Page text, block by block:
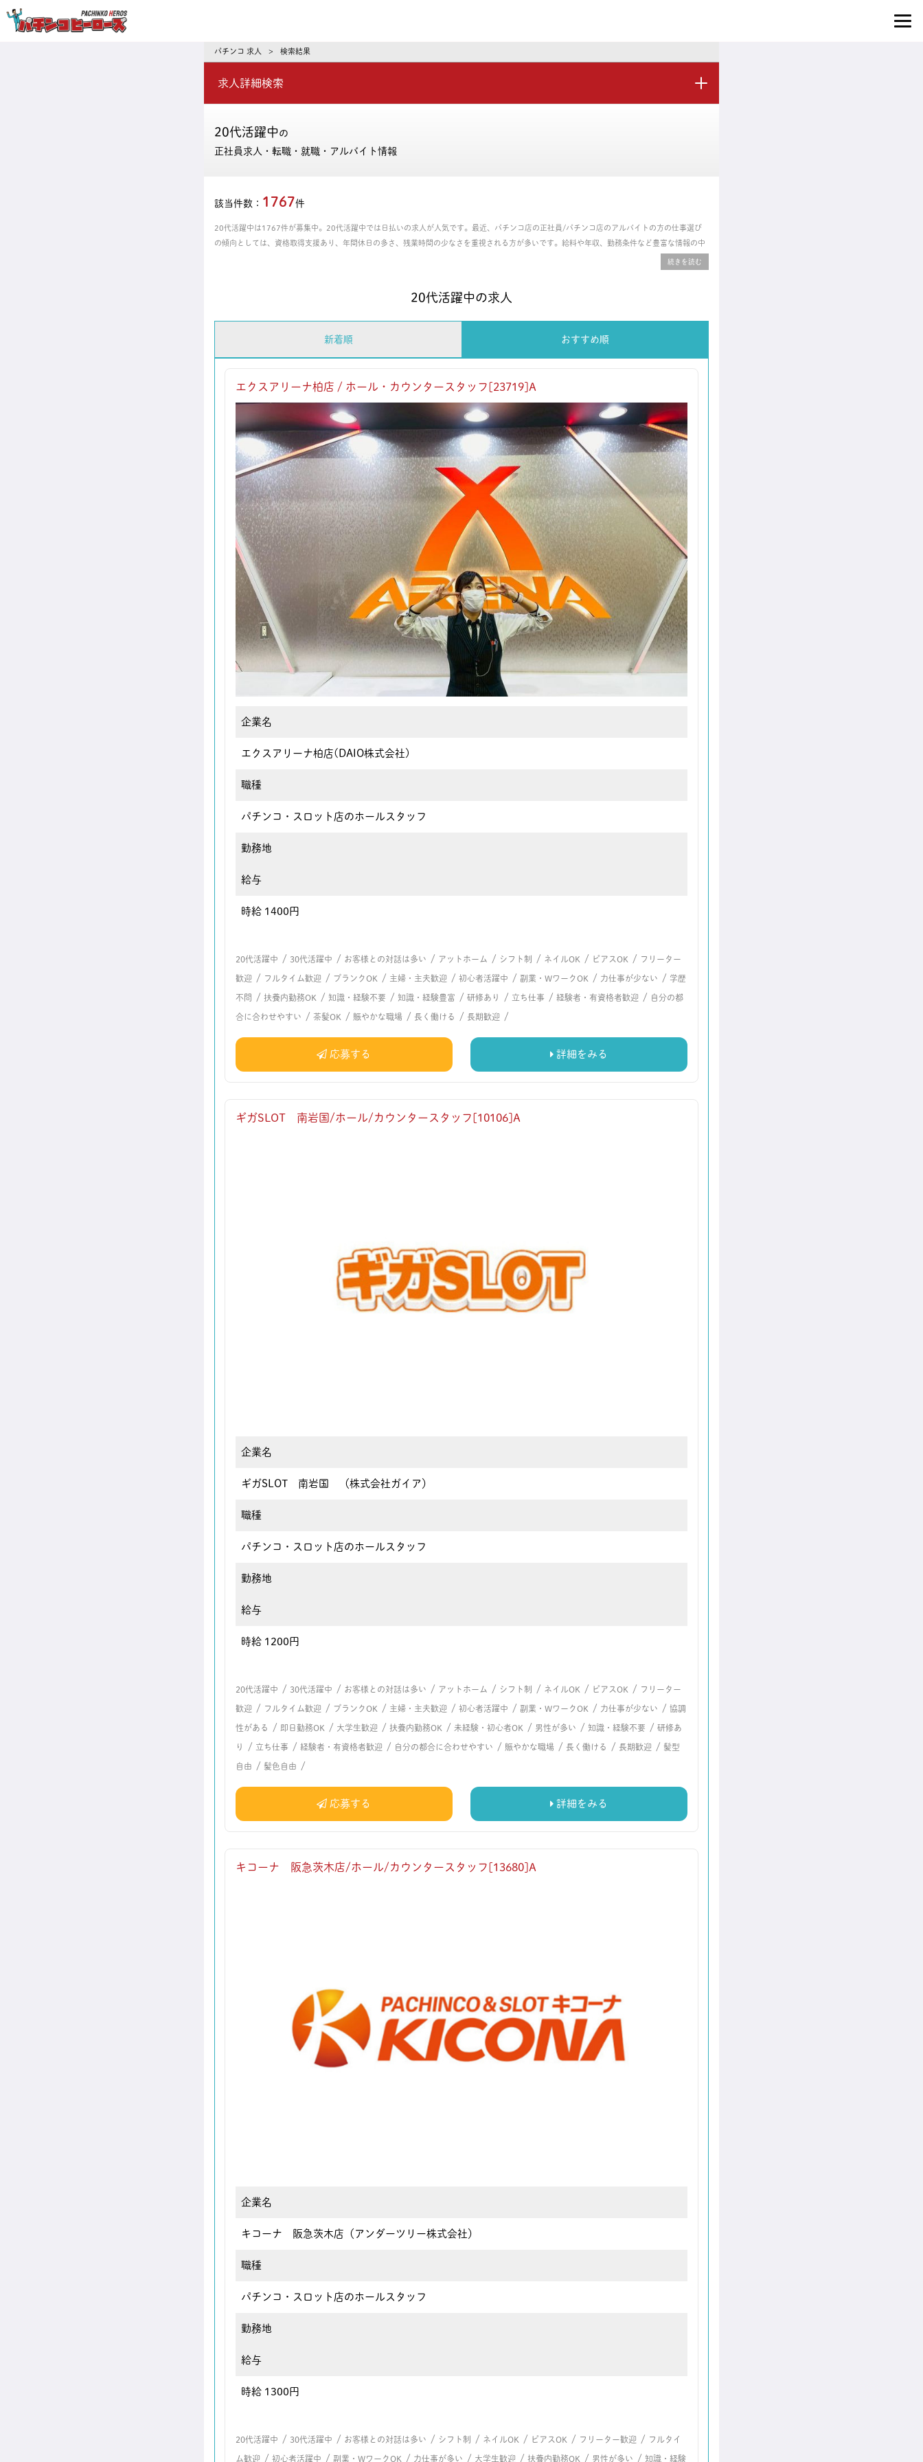
パチンコ 求人 > 検索結果
求人詳細検索
20代活躍中の
正社員求人・転職・就職・アルバイト情報
該当件数： 1767件
20代活躍中は1767件が募集中。20代活躍中では日払いの求人が人気です。最近、パチンコ店の正社員/パチンコ店のアルバイトの方の仕事選び
の傾向としては、資格取得支援あり、年間休日の多さ、残業時間の少なさを重視される方が多いです。給料や年収、勤務条件など豊富な情報の中
20代活躍中の求人
新着順 おすすめ順
エクスアリーナ柏店 / ホール・カウンタースタッフ[23719]A
企業名
エクスアリーナ柏店(DAIO株式会社)
職種
パチンコ・スロット店のホールスタッフ
勤務地
給与
時給 1400円
20代活躍中 / 30代活躍中 / お客様との対話は多い / アットホーム / シフト制 / ネイルOK / ピアスOK / フリーター
歓迎 / フルタイム歓迎 / ブランクOK / 主婦・主夫歓迎 / 初心者活躍中 / 副業・WワークOK / 力仕事が少ない / 学歴
不問 / 扶養内勤務OK / 知識・経験不要 / 知識・経験豊富 / 研修あり / 立ち仕事 / 経験者・有資格者歓迎 / 自分の都
合に合わせやすい / 茶髪OK / 賑やかな職場 / 長く働ける / 長期歓迎 /
応募する 詳細をみる
ギガSLOT 南岩国/ホール/カウンタースタッフ[10106]A
企業名
ギガSLOT 南岩国 （株式会社ガイア）
職種
パチンコ・スロット店のホールスタッフ
勤務地
給与
時給 1200円
20代活躍中 / 30代活躍中 / お客様との対話は多い / アットホーム / シフト制 / ネイルOK / ピアスOK / フリーター
歓迎 / フルタイム歓迎 / ブランクOK / 主婦・主夫歓迎 / 初心者活躍中 / 副業・WワークOK / 力仕事が少ない / 協調
性がある / 即日勤務OK / 大学生歓迎 / 扶養内勤務OK / 未経験・初心者OK / 男性が多い / 知識・経験不要 / 研修あ
り / 立ち仕事 / 経験者・有資格者歓迎 / 自分の都合に合わせやすい / 賑やかな職場 / 長く働ける / 長期歓迎 / 髪型
自由 / 髪色自由 /
応募する 詳細をみる
キコーナ 阪急茨木店/ホール/カウンタースタッフ[13680]A
企業名
キコーナ 阪急茨木店（アンダーツリー株式会社）
職種
パチンコ・スロット店のホールスタッフ
勤務地
給与
時給 1300円
20代活躍中 / 30代活躍中 / お客様との対話は多い / シフト制 / ネイルOK / ピアスOK / フリーター歓迎 / フルタイ
ム歓迎 / 初心者活躍中 / 副業・WワークOK / 力仕事が多い / 大学生歓迎 / 扶養内勤務OK / 男性が多い / 知識・経験